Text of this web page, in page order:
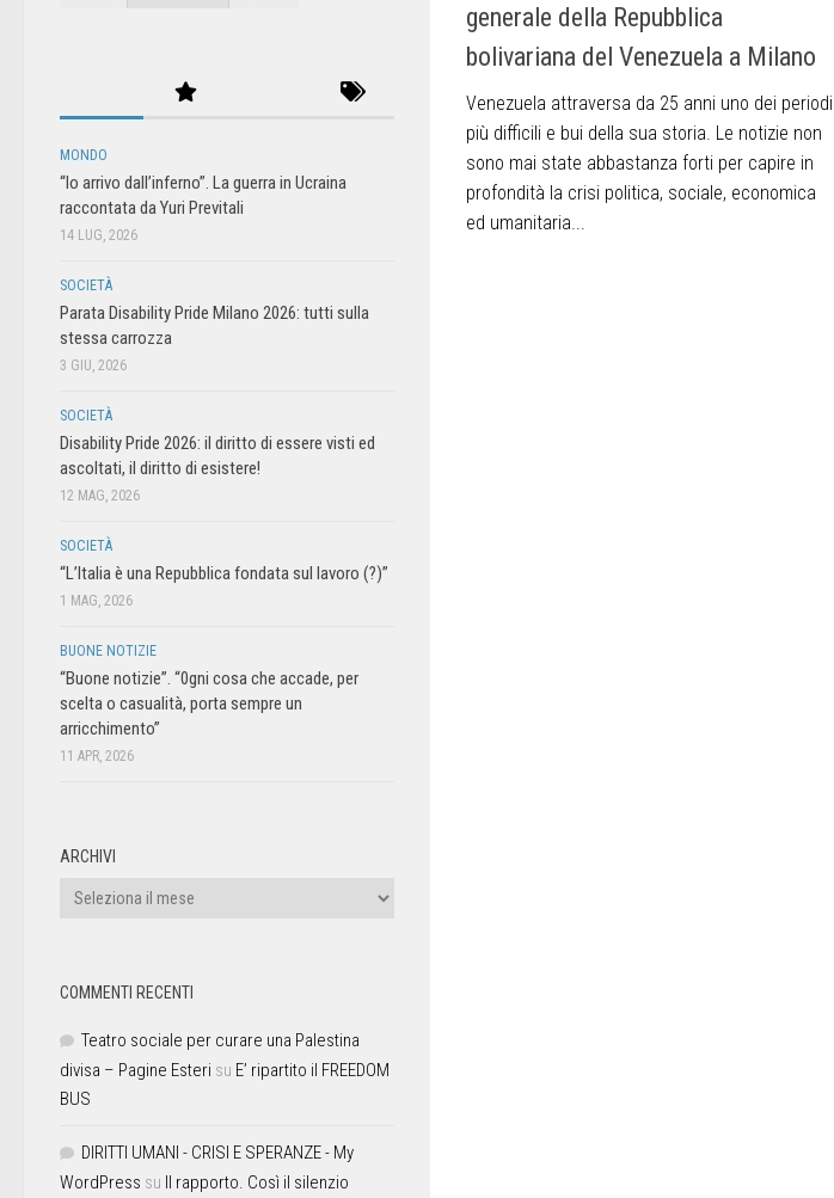
generale della Repubblica
bolivariana del Venezuela a Milano
Venezuela attraversa da 25 anni uno dei periodi
più difficili e bui della sua storia. Le notizie non
sono mai state abbastanza forti per capire in
profondità la crisi politica, sociale, economica
ed umanitaria...
MONDO
“Io arrivo dall’inferno”. La guerra in Ucraina
raccontata da Yuri Previtali
14 LUG, 2026
SOCIETÀ
Parata Disability Pride Milano 2026: tutti sulla
stessa carrozza
3 GIU, 2026
SOCIETÀ
Disability Pride 2026: il diritto di essere visti ed
ascoltati, il diritto di esistere!
12 MAG, 2026
SOCIETÀ
“L’Italia è una Repubblica fondata sul lavoro (?)”
1 MAG, 2026
BUONE NOTIZIE
“Buone notizie”. “0gni cosa che accade, per
scelta o casualità, porta sempre un
arricchimento”
11 APR, 2026
ARCHIVI
COMMENTI RECENTI
Teatro sociale per curare una Palestina
divisa – Pagine Esteri su E’ ripartito il FREEDOM
BUS
DIRITTI UMANI - CRISI E SPERANZE - My
WordPress su Il rapporto. Così il silenzio